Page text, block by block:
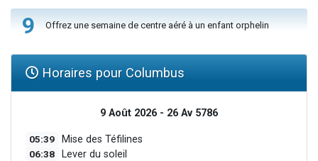
9 Offrez une semaine de centre aéré à un enfant orphelin
Horaires pour Columbus
9 Août 2026 - 26 Av 5786
05:39 Mise des Téfilines
06:38 Lever du soleil